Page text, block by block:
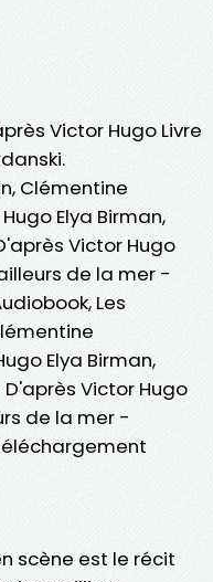
Victor Hugo Livre
Clémentine
Elya Birman,
Victor Hugo
de la mer -
Les
Elya Birman,
Victor Hugo
de la mer -
scène est le récit